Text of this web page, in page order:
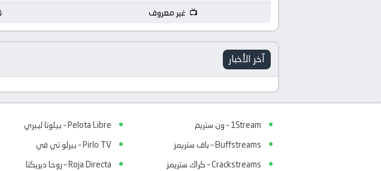
live
غير معروف
آخر الأخبار
1Stream – ون ستريم
Buffstreams – باف ستريمز
Crackstreams – كراك ستريمز
Pelota Libre – بيلوتا ليبري
Pirlo TV – بيرلو تي في
Roja Directa – روخا ديريكتا